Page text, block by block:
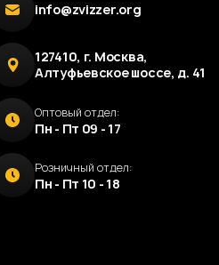
info@zvizzer.org
127410, г. Москва,
Алтуфьевское шоссе, д. 41
Оптовый отдел:
Пн - Пт 09 - 17
Розничный отдел:
Пн - Пт 10 - 18